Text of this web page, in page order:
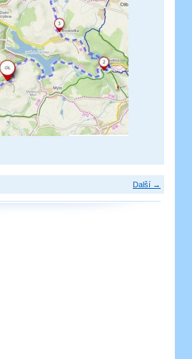
Další →